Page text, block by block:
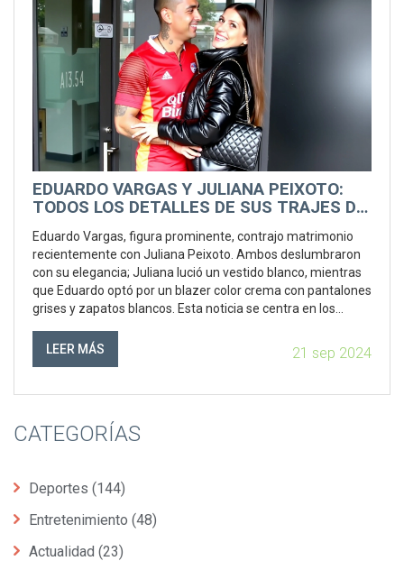
EDUARDO VARGAS Y JULIANA PEIXOTO:
TODOS LOS DETALLES DE SUS TRAJES DE
Eduardo Vargas, figura prominente, contrajo matrimonio
recientemente con Juliana Peixoto. Ambos deslumbraron
con su elegancia; Juliana lució un vestido blanco, mientras
que Eduardo optó por un blazer color crema con pantalones
grises y zapatos blancos. Esta noticia se centra en los
vestuario.
LEER MÁS 21 sep 2024
CATEGORÍAS
Deportes (144)
Entretenimiento (48)
Actualidad (23)